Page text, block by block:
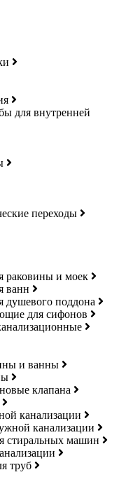
для внутренней
переходы
раковины и моек
ванн
поддона
для сифонов
и ванны
клапана
канализации
канализации
стиральных машин
труб